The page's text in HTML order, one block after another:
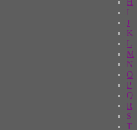
I
J
K
L
M
N
O
P
Q
R
S
T